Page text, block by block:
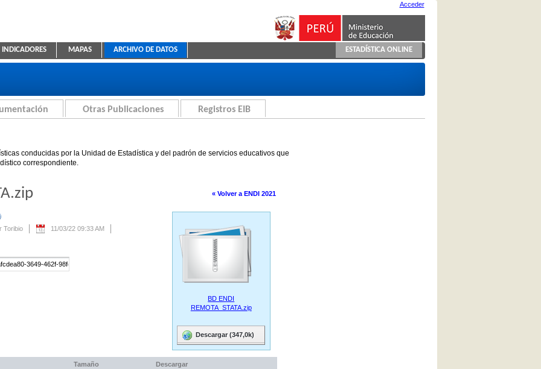
Educativa
Acceder
INDICADORES MAPAS ARCHIVO DE DATOS ESTADÍSTICA ONLINE
Otras Publicaciones Registros EIB
conducidas por la Unidad de Estadística y del padrón de servicios educativos que
correspondiente.
« Volver a ENDI 2021
Toribio
11/03/22 09:33 AM
BD ENDI
REMOTA_STATA.zip
Descargar (347,0k)
Tamaño Descargar